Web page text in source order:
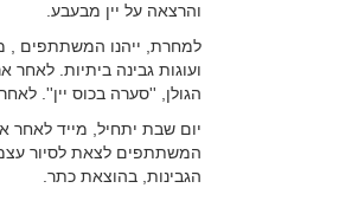
והרצאה על יין מבעבע.
למחרת, ייהנו המשתתפים ,
ועוגות גבינה ביתיות. לאחר
הגולן, ''סערה בכוס יין''.
יום שבת יתחיל, מייד לאחר
המשתתפים לצאת לסיור
הגבינות, בהוצאת כתר.